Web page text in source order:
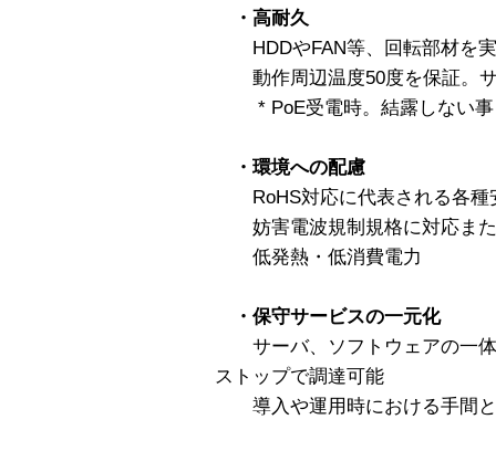
・高耐久
HDDやFAN等、回転部材を実
動作周辺温度50度を保証。サ
* PoE受電時。結露しない事
・環境への配慮
RoHS対応に代表される各種
妨害電波規制規格に対応ま
低発熱・低消費電力
・保守サービスの一元化
サーバ、ソフトウェアの一体
ストップで調達可能
導入や運用時における手間と